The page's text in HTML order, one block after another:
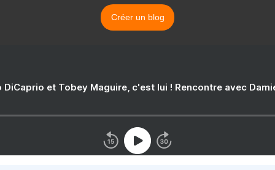
Créer un blog
DiCaprio et Tobey Maguire, c'est lui ! Rencontre avec